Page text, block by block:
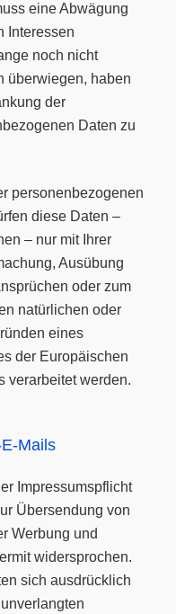
eine Abwägung
Interessen
noch nicht
überwiegen, haben
der
Daten zu
personenbezogenen
diese Daten –
– nur mit Ihrer
Ausübung
oder zum
natürlichen oder
eines
der Europäischen
verarbeitet werden.
Mails
Impressumspflicht
Übersendung von
Werbung und
widersprochen.
sich ausdrücklich